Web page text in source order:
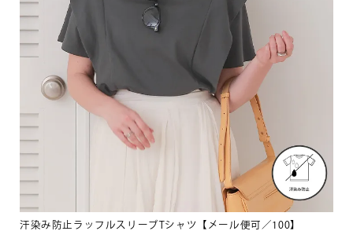
汗染み防止ラッフルスリーブTシャツ【メール便可／100】